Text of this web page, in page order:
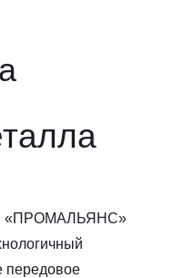
«ПРОМАЛЬЯНС»
передовое